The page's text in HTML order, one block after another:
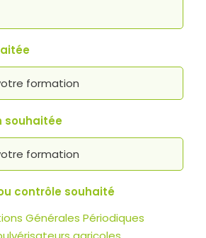
souhaitée
contrôle souhaité
Générales Périodiques